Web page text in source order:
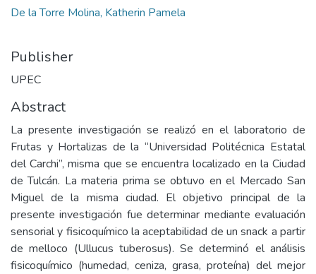
De la Torre Molina, Katherin Pamela
Publisher
UPEC
Abstract
La presente investigación se realizó en el laboratorio de
Frutas y Hortalizas de la “Universidad Politécnica Estatal
del Carchi”, misma que se encuentra localizado en la Ciudad
de Tulcán. La materia prima se obtuvo en el Mercado San
Miguel de la misma ciudad. El objetivo principal de la
presente investigación fue determinar mediante evaluación
sensorial y fisicoquímico la aceptabilidad de un snack a partir
de melloco (Ullucus tuberosus). Se determinó el análisis
fisicoquímico (humedad, ceniza, grasa, proteína) del mejor